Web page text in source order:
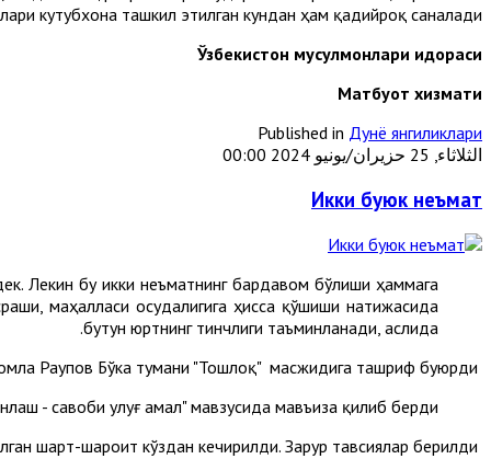
кутубхона ташкил этилган кундан ҳам қадийроқ саналади.
Ўзбекистон мусулмонлари идораси
Матбуот хизмати
Published in Дунё янгиликлари
الثلاثاء, 25 حزيران/يونيو 2024 00:00
Икки буюк неъмат
Лекин бу икки неъматнинг бардавом бўлиши ҳаммага
маҳалласи осудалигига ҳисса қўшиши натижасида
бутун юртнинг тинчлиги таъминланади, аслида.
- савоби улуғ амал" мавзусида мавъиза қилиб берди.